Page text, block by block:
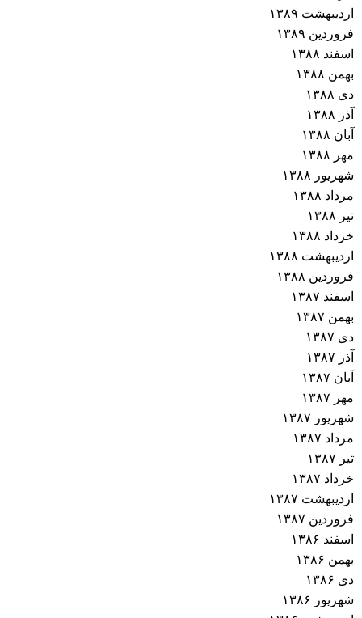
اردیبهشت ۱۳۸۹
فروردین ۱۳۸۹
اسفند ۱۳۸۸
بهمن ۱۳۸۸
دی ۱۳۸۸
آذر ۱۳۸۸
آبان ۱۳۸۸
مهر ۱۳۸۸
شهریور ۱۳۸۸
مرداد ۱۳۸۸
تیر ۱۳۸۸
خرداد ۱۳۸۸
اردیبهشت ۱۳۸۸
فروردین ۱۳۸۸
اسفند ۱۳۸۷
بهمن ۱۳۸۷
دی ۱۳۸۷
آذر ۱۳۸۷
آبان ۱۳۸۷
مهر ۱۳۸۷
شهریور ۱۳۸۷
مرداد ۱۳۸۷
تیر ۱۳۸۷
خرداد ۱۳۸۷
اردیبهشت ۱۳۸۷
فروردین ۱۳۸۷
اسفند ۱۳۸۶
بهمن ۱۳۸۶
دی ۱۳۸۶
شهریور ۱۳۸۶